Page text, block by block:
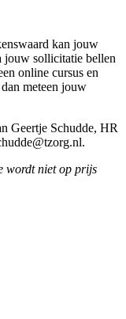
kan jouw
jouw sollicitatie bellen
online cursus en
meteen jouw
Geertje Schudde, HR
wordt niet op prijs